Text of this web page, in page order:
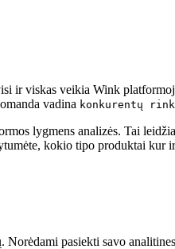
ir viskas veikia Wink
vadina konkurentų
lygmens analizės. Tai
kokio tipo produktai
pasiekti savo